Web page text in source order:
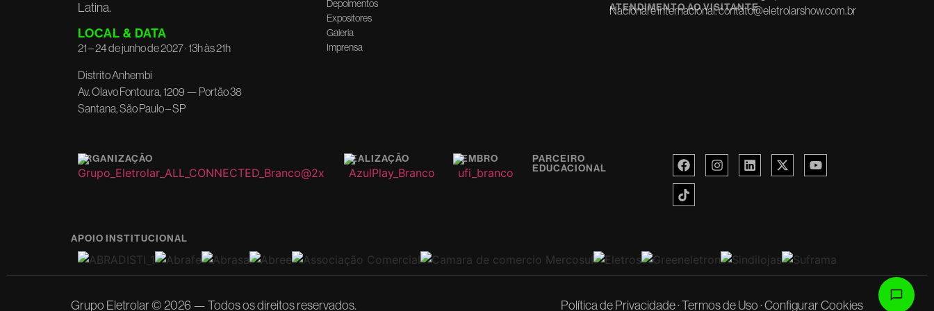
Latina.
LOCAL & DATA
21 – 24 de junho de 2027 · 13h às 21h
Distrito Anhembi
Av. Olavo Fontoura, 1209 — Portão 38
Santana, São Paulo – SP
Depoimentos
Expositores
Galeria
Imprensa
ATENDIMENTO AO VISITANTE
Nacional e internacional:contato@eletrolarshow.com.br
ORGANIZAÇÃO REALIZAÇÃO MEMBRO
PARCEIRO
EDUCACIONAL
APOIO INSTITUCIONAL
Grupo Eletrolar © 2026 — Todos os direitos reservados. Política de Privacidade· Termos de Uso · Configurar Cookies